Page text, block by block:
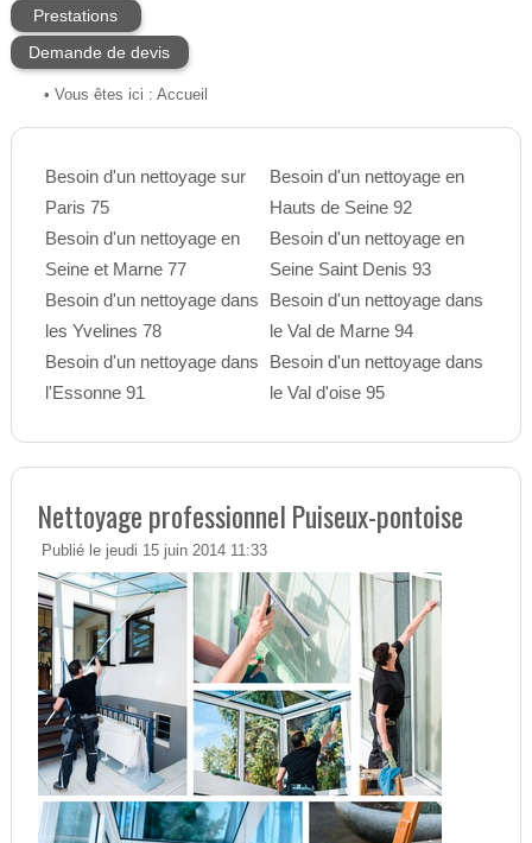
Prestations
Demande de devis
• Vous êtes ici : Accueil
Besoin d'un nettoyage sur
Paris 75
Besoin d'un nettoyage en
Seine et Marne 77
Besoin d'un nettoyage dans
les Yvelines 78
Besoin d'un nettoyage dans
l'Essonne 91
Besoin d'un nettoyage en
Hauts de Seine 92
Besoin d'un nettoyage en
Seine Saint Denis 93
Besoin d'un nettoyage dans
le Val de Marne 94
Besoin d'un nettoyage dans
le Val d'oise 95
Nettoyage professionnel Puiseux-pontoise
Publié le jeudi 15 juin 2014 11:33